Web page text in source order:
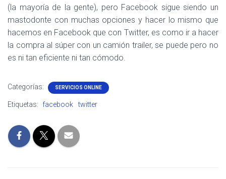
(la mayoría de la gente), pero Facebook sigue siendo un
mastodonte con muchas opciones y hacer lo mismo que
hacemos en Facebook que con Twitter, es como ir a hacer
la compra al súper con un camión trailer, se puede pero no
es ni tan eficiente ni tan cómodo.
Categorías: SERVICIOS ONLINE
Etiquetas: facebook twitter